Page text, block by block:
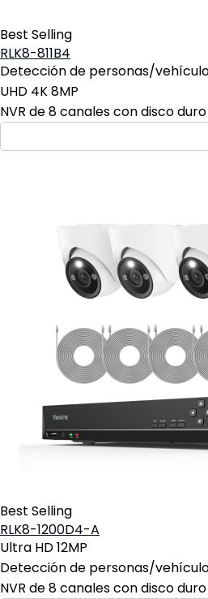
Best Selling
RLK8-811B4
Detección de personas/
UHD 4K 8MP
NVR de 8 canales con disco duro
Best Selling
RLK8-1200D4-A
Ultra HD 12MP
Detección de personas/
NVR de 8 canales con disco duro